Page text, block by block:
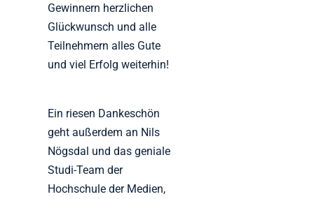
Gewinnern herzlichen
Glückwunsch und alle
Teilnehmern alles Gute
und viel Erfolg weiterhin!
Ein riesen Dankeschön
geht außerdem an Nils
Nögsdal und das geniale
Studi-Team der
Hochschule der Medien,